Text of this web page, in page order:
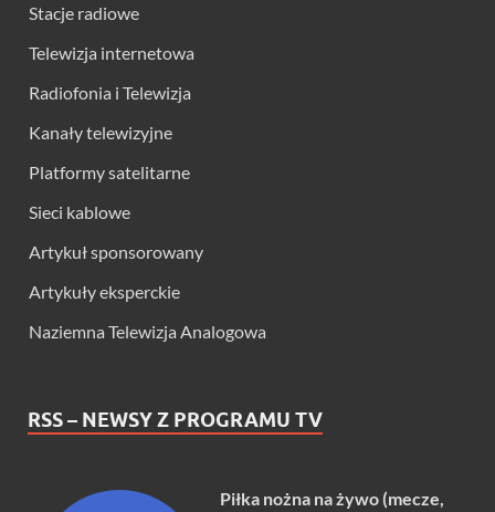
Stacje radiowe
Telewizja internetowa
Radiofonia i Telewizja
Kanały telewizyjne
Platformy satelitarne
Sieci kablowe
Artykuł sponsorowany
Artykuły eksperckie
Naziemna Telewizja Analogowa
RSS – NEWSY Z PROGRAMU TV
Piłka nożna na żywo (mecze,